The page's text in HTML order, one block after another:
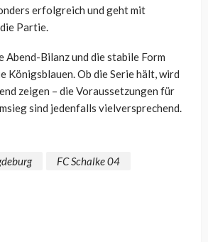
erfolgreich und geht mit
Partie.
Abend-Bilanz und die stabile Form
Königsblauen. Ob die Serie hält, wird
zeigen – die Voraussetzungen für
sind jedenfalls vielversprechend.
FC Schalke 04